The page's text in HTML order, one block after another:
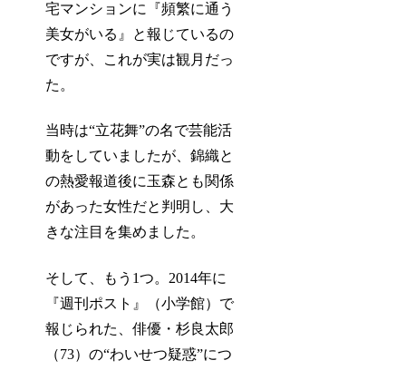
宅マンションに『頻繁に通う
美女がいる』と報じているの
ですが、これが実は観月だっ
た。
当時は“立花舞”の名で芸能活
動をしていましたが、錦織と
の熱愛報道後に玉森とも関係
があった女性だと判明し、大
きな注目を集めました。
そして、もう1つ。2014年に
『週刊ポスト』（小学館）で
報じられた、俳優・杉良太郎
（73）の“わいせつ疑惑”につ